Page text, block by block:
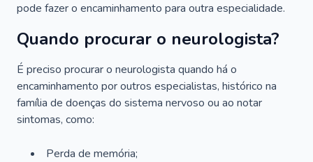
pode fazer o encaminhamento para outra especialidade.
Quando procurar o neurologista?
É preciso procurar o neurologista quando há o
encaminhamento por outros especialistas, histórico na
família de doenças do sistema nervoso ou ao notar
sintomas, como:
Perda de memória;